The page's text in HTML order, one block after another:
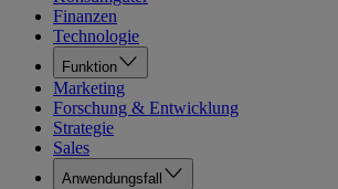
Finanzen
Technologie
Funktion
Marketing
Forschung & Entwicklung
Strategie
Sales
Anwendungsfall